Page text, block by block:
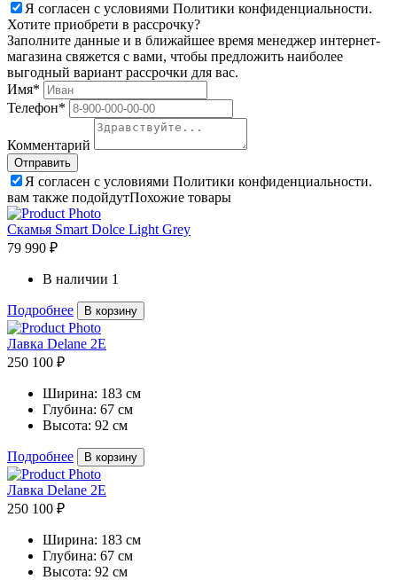
Я согласен с условиями Политики конфиденциальности.
Хотите приобрети в рассрочку?
Заполните данные и в ближайшее время менеджер интернет-
магазина свяжется с вами, чтобы предложить наиболее
выгодный вариант рассрочки для вас.
Имя*
Телефон*
Комментарий
Я согласен с условиями Политики конфиденциальности.
вам также подойдутПохожие товары
Скамья Smart Dolce Light Grey
79 990 ₽
В наличии 1
Подробнее В корзину
Лавка Delane 2E
250 100 ₽
Ширина: 183 см
Глубина: 67 см
Высота: 92 см
Подробнее В корзину
Лавка Delane 2E
250 100 ₽
Ширина: 183 см
Глубина: 67 см
Высота: 92 см